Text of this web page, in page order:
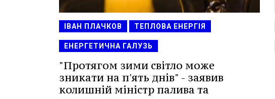
ІВАН ПЛАЧКОВ ТЕПЛОВА ЕНЕРГІЯ
ЕНЕРГЕТИЧНА ГАЛУЗЬ
"Протягом зими світло може
зникати на п'ять днів" - заявив
колишній міністр палива та